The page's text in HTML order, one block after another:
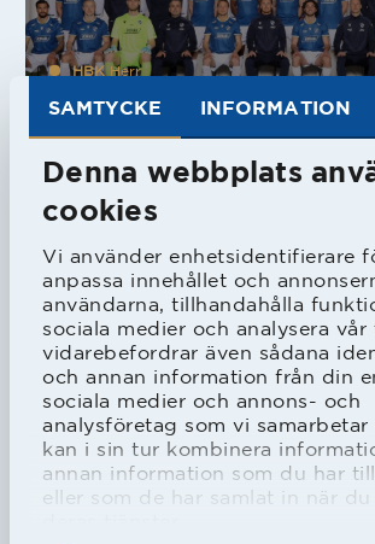
SAMTYCKE INFORMATION
Denna webbplats
cookies
Vi använder enhetsidentifierare
anpassa innehållet och
användarna, tillhandahålla
sociala medier och analysera vår
vidarebefordrar även sådana
och annan information från din
sociala medier och annons- och
analysföretag som vi samarbetar
kan i sin tur kombinera
annan information som du har
eller som de har samlat in när
HBK Herr
Truppen mot GAIS
ST0LT
MAX